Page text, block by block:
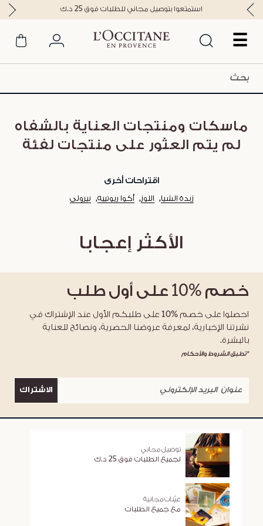
☰
استمتعوا بتوصيل مجاني للطلبات فوق 25 د.ك
ماسكات ومنتجات العناية بالشفاه
لم يتم العثور على منتجات لفئة
اقتراحات أخرى
زبدة الشيا اللوز أكوا ريوتييه نيرولي
الأكثر إعجابا
خصم %10 على أول طلب
احصلوا على خصم %10 على طلبكم الأول عند الإشتراك في
نشرتنا الإخبارية، لمعرفة عروضنا الحصرية، ونصائح للعناية
بالبشرة.
*تطبق الشروط والأحكام
الاشتراك
توصيل مجاني
لجميع الطلبات فوق 25 د.ك
عيّنات مجانية
مع جميع الطلبات